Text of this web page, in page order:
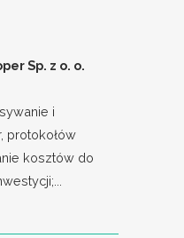
Sp. z o. o.
i
protokołów
kosztów do